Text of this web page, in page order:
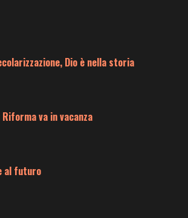
Dio è nella storia
va in vacanza
al futuro